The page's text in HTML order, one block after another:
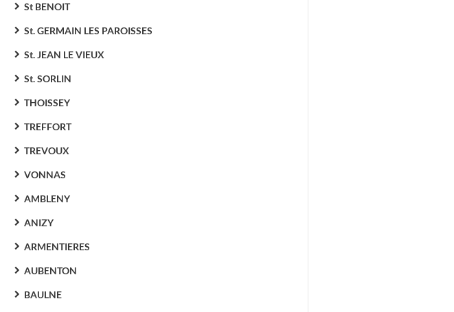
St BENOIT
St. GERMAIN LES PAROISSES
St. JEAN LE VIEUX
St. SORLIN
THOISSEY
TREFFORT
TREVOUX
VONNAS
AMBLENY
ANIZY
ARMENTIERES
AUBENTON
BAULNE